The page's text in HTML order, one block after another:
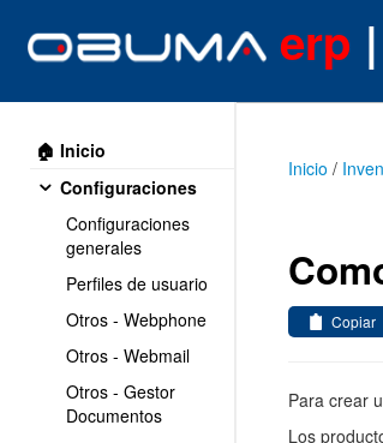
erp |
🏠 Inicio
Configuraciones
Configuraciones
generales
Perfiles de usuario
Otros - Webphone
Otros - Webmail
Otros - Gestor
Documentos
Inicio /
Copiar
Para crear
Los